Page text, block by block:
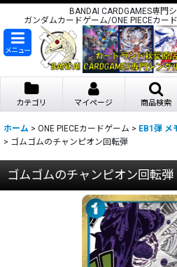
BANDAI CARDGAMES専門
ガンダムカードゲーム/ONE PIECEカー
メニュー
カテゴリ マイページ 商品検索
ホーム > ONE PIECEカードゲーム > EB1弾 メ
> ゴムゴムのチャンピオン回転弾
ゴムゴムのチャンピオン回転弾